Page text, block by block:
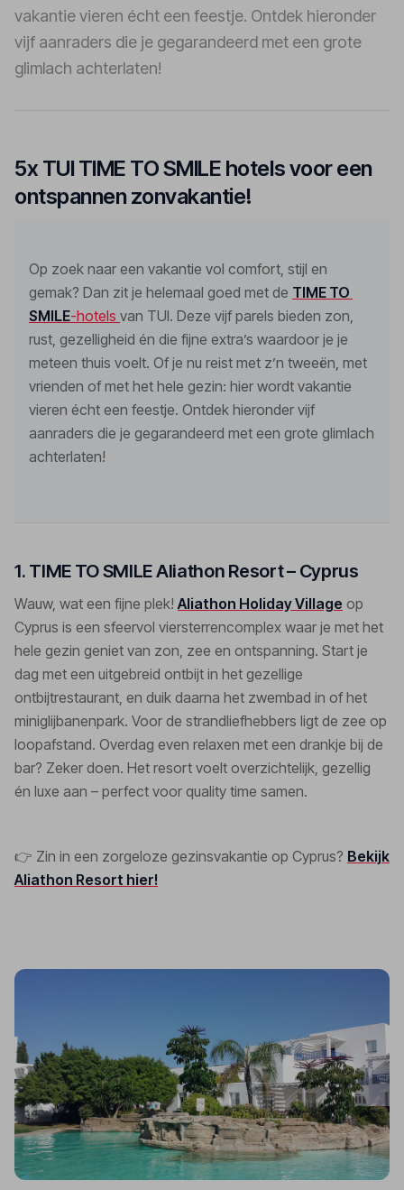
vakantie vieren écht een feestje. Ontdek hieronder
vijf aanraders die je gegarandeerd met een grote
glimlach achterlaten!
5x TUI TIME TO SMILE hotels voor een
ontspannen zonvakantie!
Op zoek naar een vakantie vol comfort, stijl en
gemak? Dan zit je helemaal goed met de TIME TO
SMILE-hotels van TUI. Deze vijf parels bieden zon,
rust, gezelligheid én die fijne extra’s waardoor je je
meteen thuis voelt. Of je nu reist met z’n tweeën, met
vrienden of met het hele gezin: hier wordt vakantie
vieren écht een feestje. Ontdek hieronder vijf
aanraders die je gegarandeerd met een grote glimlach
achterlaten!
1. TIME TO SMILE Aliathon Resort – Cyprus
Wauw, wat een fijne plek! Aliathon Holiday Village op
Cyprus is een sfeervol viersterrencomplex waar je met het
hele gezin geniet van zon, zee en ontspanning. Start je
dag met een uitgebreid ontbijt in het gezellige
ontbijtrestaurant, en duik daarna het zwembad in of het
miniglijbanenpark. Voor de strandliefhebbers ligt de zee op
loopafstand. Overdag even relaxen met een drankje bij de
bar? Zeker doen. Het resort voelt overzichtelijk, gezellig
én luxe aan – perfect voor quality time samen.
👉 Zin in een zorgeloze gezinsvakantie op Cyprus? Bekijk
Aliathon Resort hier!